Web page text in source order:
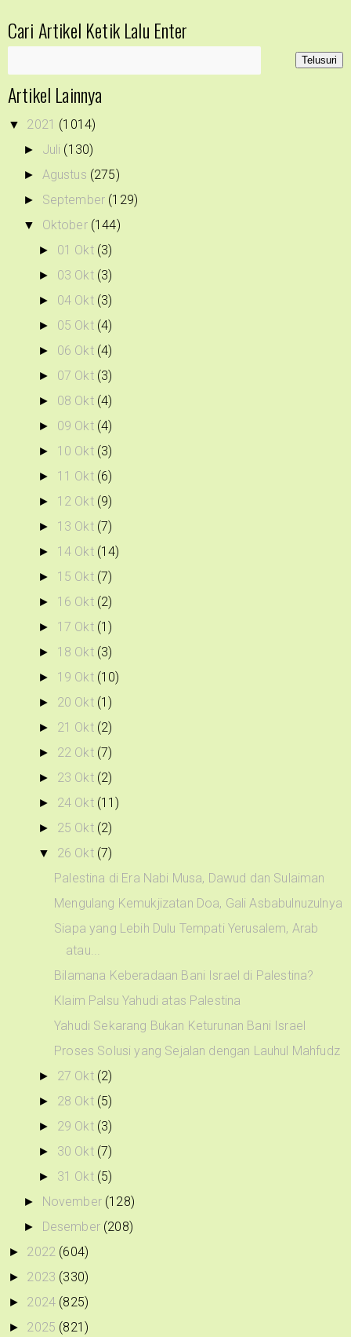
Cari Artikel Ketik Lalu Enter
Artikel Lainnya
▼ 2021 (1014)
► Juli (130)
► Agustus (275)
► September (129)
▼ Oktober (144)
► 01 Okt (3)
► 03 Okt (3)
► 04 Okt (3)
► 05 Okt (4)
► 06 Okt (4)
► 07 Okt (3)
► 08 Okt (4)
► 09 Okt (4)
► 10 Okt (3)
► 11 Okt (6)
► 12 Okt (9)
► 13 Okt (7)
► 14 Okt (14)
► 15 Okt (7)
► 16 Okt (2)
► 17 Okt (1)
► 18 Okt (3)
► 19 Okt (10)
► 20 Okt (1)
► 21 Okt (2)
► 22 Okt (7)
► 23 Okt (2)
► 24 Okt (11)
► 25 Okt (2)
▼ 26 Okt (7)
Palestina di Era Nabi Musa, Dawud dan Sulaiman
Mengulang Kemukjizatan Doa, Gali Asbabulnuzulnya
Siapa yang Lebih Dulu Tempati Yerusalem, Arab
atau...
Bilamana Keberadaan Bani Israel di Palestina?
Klaim Palsu Yahudi atas Palestina
Yahudi Sekarang Bukan Keturunan Bani Israel
Proses Solusi yang Sejalan dengan Lauhul Mahfudz
► 27 Okt (2)
► 28 Okt (5)
► 29 Okt (3)
► 30 Okt (7)
► 31 Okt (5)
► November (128)
► Desember (208)
► 2022 (604)
► 2023 (330)
► 2024 (825)
► 2025 (821)